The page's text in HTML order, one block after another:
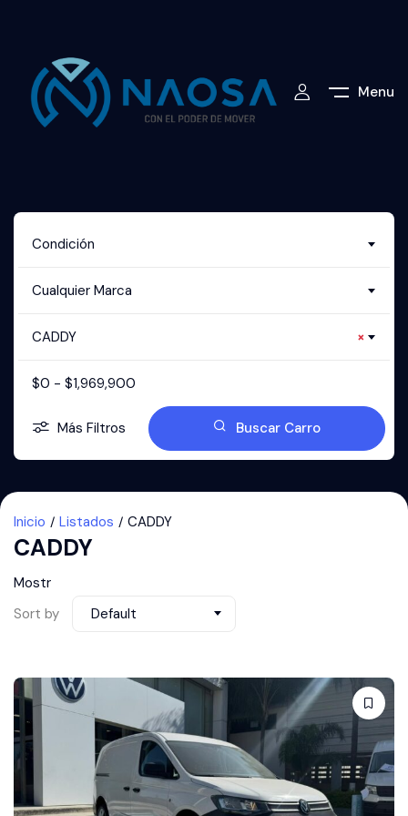
Menu
Condición
Cualquier Marca
×
CADDY
$0 - $1,969,900
Más Filtros Buscar Carro
Inicio Listados CADDY
CADDY
Mostr
Sort by
Default